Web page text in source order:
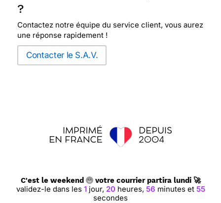
?
Contactez notre équipe du service client, vous aurez
une réponse rapidement !
Contacter le S.A.V.
C'est le weekend votre courrier partira lundi 🚀
validez-le dans les 1jour, 20heures, 56 minutes et 54
secondes